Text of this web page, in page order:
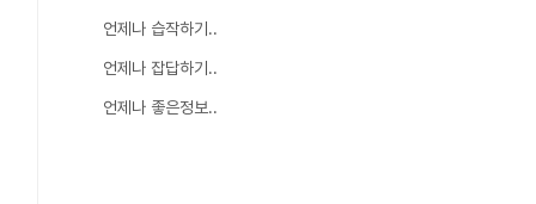
언제나 습작하기..
언제나 잡답하기..
언제나 좋은정보..